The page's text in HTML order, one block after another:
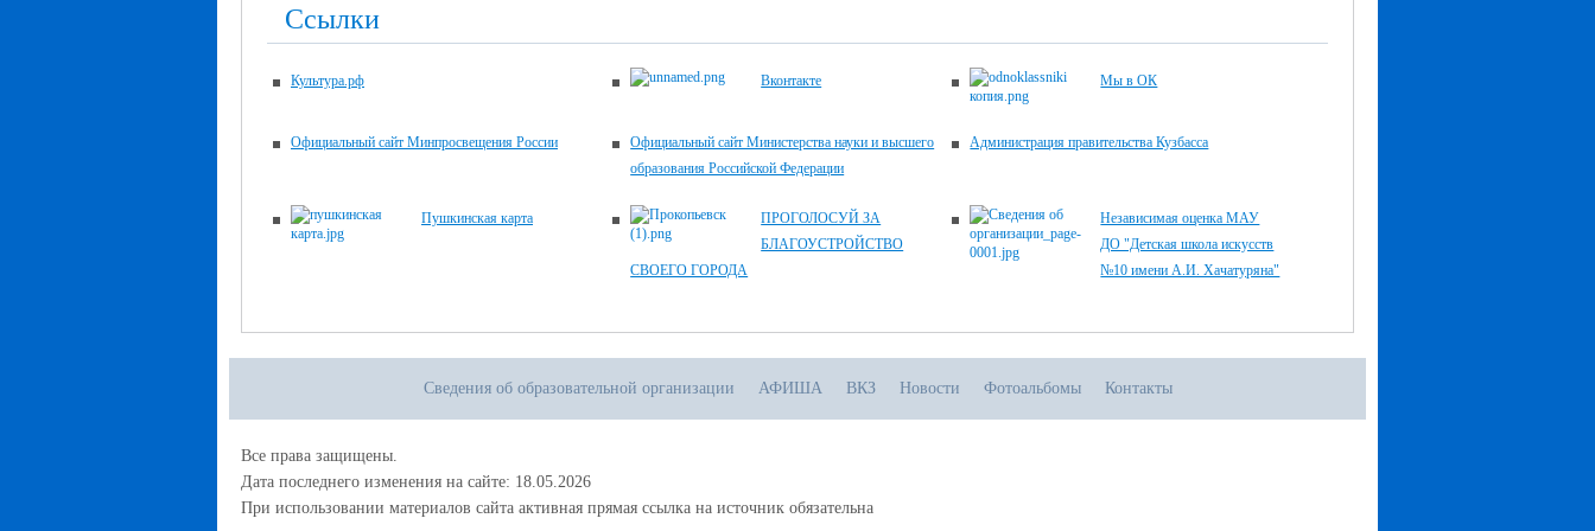
Ссылки
Культура.рф Вконтакте Мы в ОК
Официальный сайт Минпросвещения России
Официальный сайт Министерства науки и высшего
образования Российской Федерации
Администрация правительства Кузбасса
Пушкинская карта
ПРОГОЛОСУЙ ЗА
БЛАГОУСТРОЙСТВО
СВОЕГО ГОРОДА
Независимая оценка МАУ
ДО "Детская школа искусств
№10 имени А.И. Хачатуряна"
Сведения об образовательной организации АФИША ВКЗ Новости Фотоальбомы Контакты
Все права защищены.
Дата последнего изменения на сайте: 18.05.2026
При использовании материалов сайта активная прямая ссылка на источник обязательна